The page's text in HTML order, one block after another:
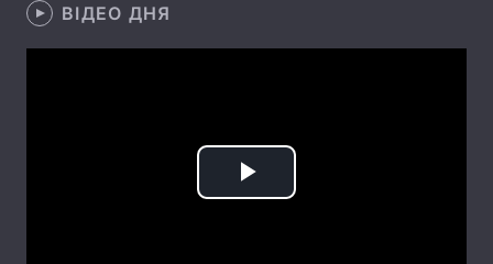
Лонгріди
ВІДЕО ДНЯ
Play